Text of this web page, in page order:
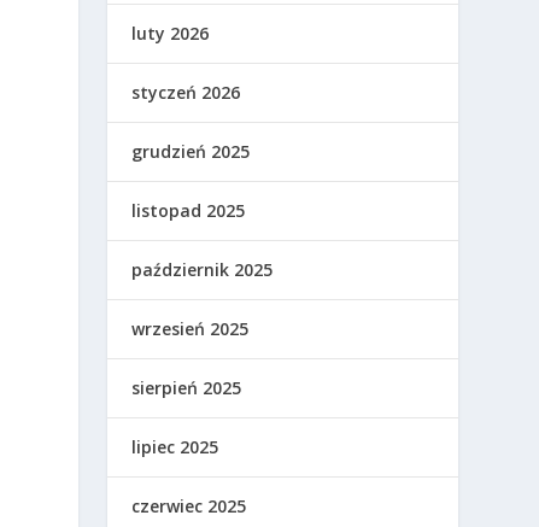
luty 2026
styczeń 2026
grudzień 2025
listopad 2025
październik 2025
wrzesień 2025
sierpień 2025
lipiec 2025
czerwiec 2025